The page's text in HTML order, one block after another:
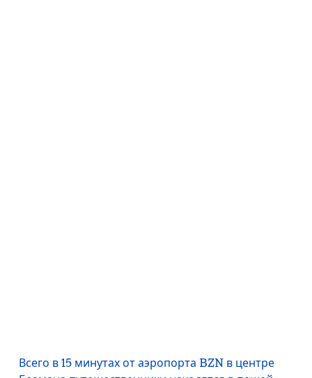
Всего в 15 минутах от аэропорта BZN в центре